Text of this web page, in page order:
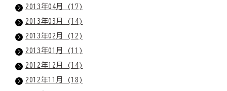
2013年04月 (17)
2013年03月 (14)
2013年02月 (12)
2013年01月 (11)
2012年12月 (14)
2012年11月 (18)